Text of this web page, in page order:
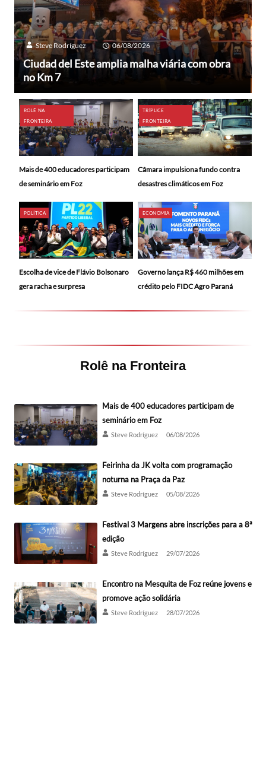
Steve Rodríguez 06/08/2026
Ciudad del Este amplia malha viária com obra
no Km 7
ROLÊ NA
FRONTEIRA
Mais de 400 educadores participam
de seminário em Foz
TRÍPLICE
FRONTEIRA
Câmara impulsiona fundo contra
desastres climáticos em Foz
POLÍTICA
Escolha de vice de Flávio Bolsonaro
gera racha e surpresa
ECONOMIA
Governo lança R$ 460 milhões em
crédito pelo FIDC Agro Paraná
Rolê na Fronteira
Mais de 400 educadores participam de
seminário em Foz
Steve Rodríguez 06/08/2026
Feirinha da JK volta com programação
noturna na Praça da Paz
Steve Rodríguez 05/08/2026
Festival 3 Margens abre inscrições para a 8ª
edição
Steve Rodríguez 29/07/2026
Encontro na Mesquita de Foz reúne jovens e
promove ação solidária
Steve Rodríguez 28/07/2026